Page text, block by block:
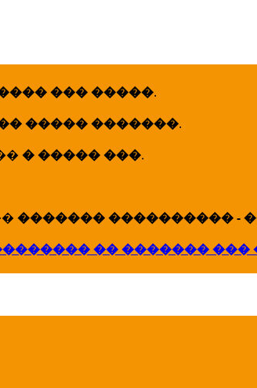
��� �����.
����� �������.
� ����� ���.
������� ���������� -
�� ������� ���